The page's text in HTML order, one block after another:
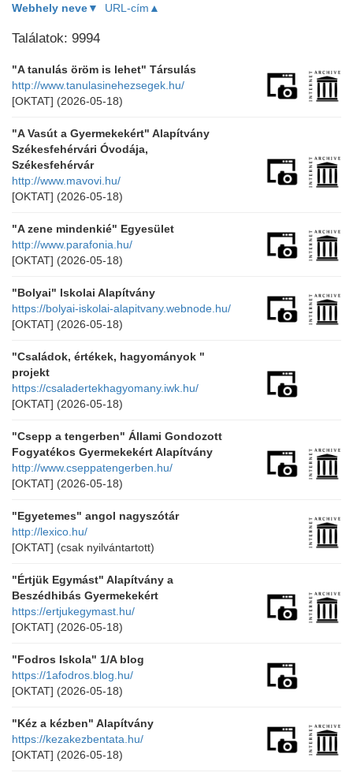
Webhely neve▼ URL-cím▲
Találatok: 9994
"A tanulás öröm is lehet" Társulás
http://www.tanulasinehezsegek.hu/
[OKTAT] (2026-05-18)
"A Vasút a Gyermekekért" Alapítvány
Székesfehérvári Óvodája,
Székesfehérvár
http://www.mavovi.hu/
[OKTAT] (2026-05-18)
"A zene mindenkié" Egyesület
http://www.parafonia.hu/
[OKTAT] (2026-05-18)
"Bolyai" Iskolai Alapítvány
https://bolyai-iskolai-alapitvany.webnode.hu/
[OKTAT] (2026-05-18)
"Családok, értékek, hagyományok "
projekt
https://csaladertekhagyomany.iwk.hu/
[OKTAT] (2026-05-18)
"Csepp a tengerben" Állami Gondozott
Fogyatékos Gyermekekért Alapítvány
http://www.cseppatengerben.hu/
[OKTAT] (2026-05-18)
"Egyetemes" angol nagyszótár
http://lexico.hu/
[OKTAT] (csak nyilvántartott)
"Értjük Egymást" Alapítvány a
Beszédhibás Gyermekekért
https://ertjukegymast.hu/
[OKTAT] (2026-05-18)
"Fodros Iskola" 1/A blog
https://1afodros.blog.hu/
[OKTAT] (2026-05-18)
"Kéz a kézben" Alapítvány
https://kezakezbentata.hu/
[OKTAT] (2026-05-18)